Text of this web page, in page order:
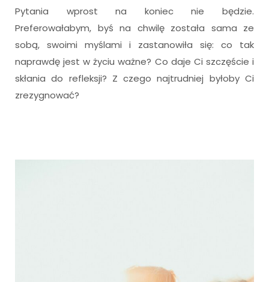
Pytania wprost na koniec nie będzie.
Preferowałabym, byś na chwilę została sama ze
sobą, swoimi myślami i zastanowiła się: co tak
naprawdę jest w życiu ważne? Co daje Ci szczęście i
skłania do refleksji? Z czego najtrudniej byłoby Ci
zrezygnować?